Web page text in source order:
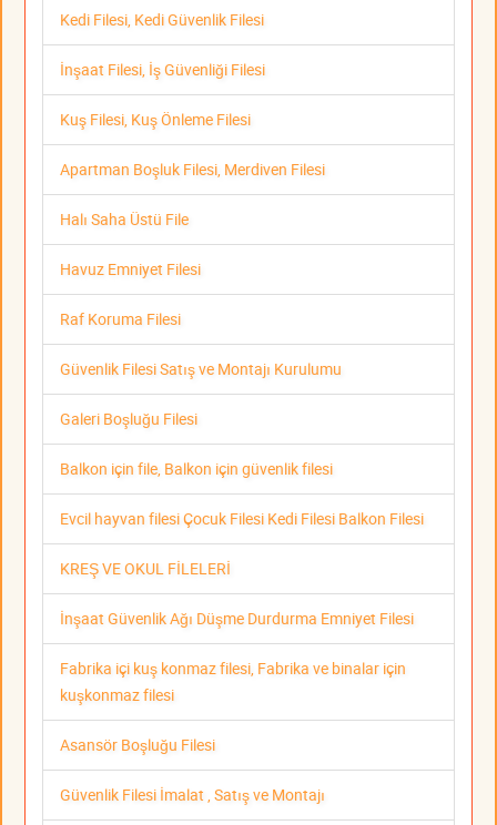
Kedi Filesi, Kedi Güvenlik Filesi
İnşaat Filesi, İş Güvenliği Filesi
Kuş Filesi, Kuş Önleme Filesi
Apartman Boşluk Filesi, Merdiven Filesi
Halı Saha Üstü File
Havuz Emniyet Filesi
Raf Koruma Filesi
Güvenlik Filesi Satış ve Montajı Kurulumu
Galeri Boşluğu Filesi
Balkon için file, Balkon için güvenlik filesi
Evcil hayvan filesi Çocuk Filesi Kedi Filesi Balkon Filesi
KREŞ VE OKUL FİLELERİ
İnşaat Güvenlik Ağı Düşme Durdurma Emniyet Filesi
Fabrika içi kuş konmaz filesi, Fabrika ve binalar için
kuşkonmaz filesi
Asansör Boşluğu Filesi
Güvenlik Filesi İmalat , Satış ve Montajı